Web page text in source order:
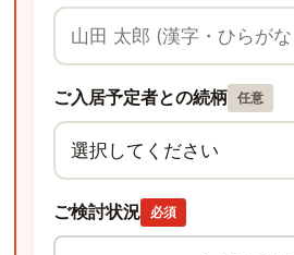
ご入居予定者との続柄 任意
ご検討状況 必須